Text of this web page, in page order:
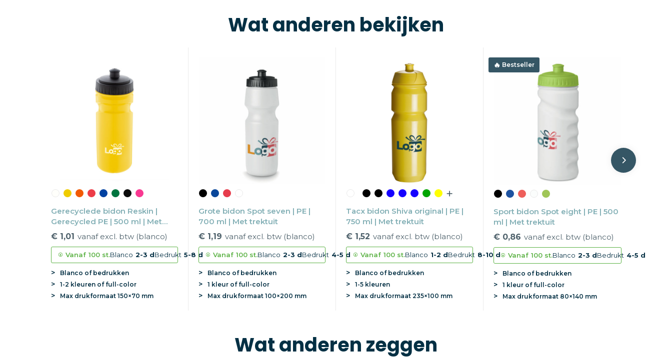
Wat anderen bekijken
Gerecyclede bidon Reskin |
Gerecycled PE | 500 ml | Met
trektuit
€ 1,01 vanaf excl. btw (blanco)
Vanaf 100 st.Blanco 2-3 dBedrukt 5-8 d
Blanco of bedrukken
1-2 kleuren of full-color
Max drukformaat 150×70 mm
Grote bidon Spot seven | PE |
700 ml | Met trektuit
€ 1,19 vanaf excl. btw (blanco)
Vanaf 100 st.Blanco 2-3 dBedrukt 4-5 d
Blanco of bedrukken
1 kleur of full-color
Max drukformaat 100×200 mm
Tacx bidon Shiva original | PE |
750 ml | Met trektuit
€ 1,52 vanaf excl. btw (blanco)
Vanaf 100 st.Blanco 1-2 dBedrukt 8-10 d
Blanco of bedrukken
1-5 kleuren
Max drukformaat 235×100 mm
Bestseller
Sport bidon Spot eight | PE | 500
ml | Met trektuit
€ 0,86 vanaf excl. btw (blanco)
Vanaf 100 st.Blanco 2-3 dBedrukt 4-5 d
Blanco of bedrukken
1 kleur of full-color
Max drukformaat 80×140 mm
Wat anderen zeggen